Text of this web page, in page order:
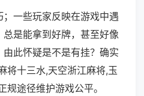
一些玩家反映在游戏中遇
是能拿到好牌，甚至好像
此怀疑是不是有挂？确实
将十三水,天空浙江麻将,玉
途径维护游戏公平。